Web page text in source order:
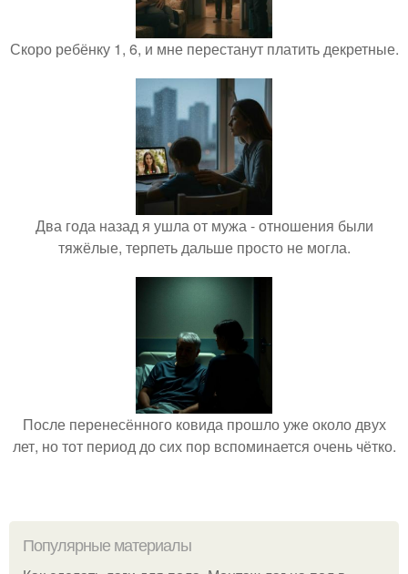
Скоро ребёнку 1, 6, и мне перестанут платить декретные.
Два года назад я ушла от мужа - отношения были
тяжёлые, терпеть дальше просто не могла.
После перенесённого ковида прошло уже около двух
лет, но тот период до сих пор вспоминается очень чётко.
Популярные материалы